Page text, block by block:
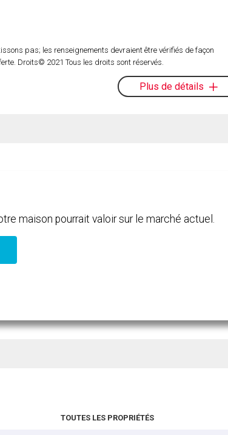
pas; les renseignements devraient être vérifiés de façon
Droits© 2021 Tous les droits sont réservés.
Plus de détails
maison pourrait valoir sur le marché actuel.
TOUTES LES PROPRIÉTÉS